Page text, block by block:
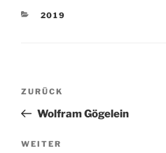
KATEGORIEN
2019
Beitragsnavigation
Vorheriger
Beitrag
ZURÜCK
Wolfram Gögelein
Nächster
WEITER